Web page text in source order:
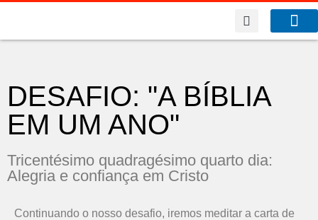
DESAFIO: "A BÍBLIA
EM UM ANO"
Tricentésimo quadragésimo quarto dia:
Alegria e confiança em Cristo
Continuando o nosso desafio, iremos meditar a carta de